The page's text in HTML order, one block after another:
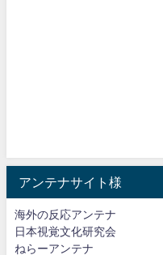
アンテナサイト様
海外の反応アンテナ
日本視覚文化研究会
ねらーアンテナ